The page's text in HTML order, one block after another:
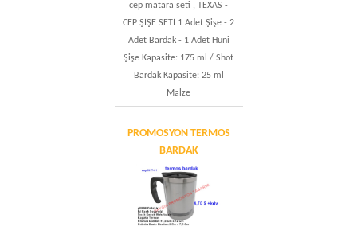
cep matara seti , TEXAS -
CEP ŞİŞE SETİ 1 Adet Şişe - 2
Adet Bardak - 1 Adet Huni
Şişe Kapasite: 175 ml / Shot
Bardak Kapasite: 25 ml
Malze
PROMOSYON TERMOS
BARDAK